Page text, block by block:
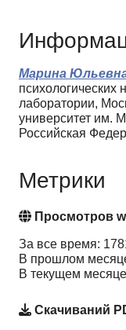
Марина
психологических
лаборатории,
университет им.
Российская
Метрики
Просмотров
За все время:
В прошлом
В текущем
Скачиваний